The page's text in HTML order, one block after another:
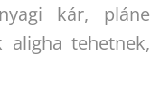
kár, pláne
aligha tehetnek,